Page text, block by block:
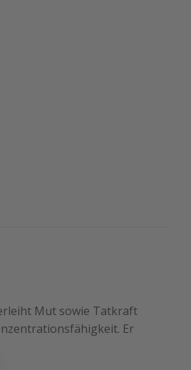
Mut sowie Tatkraft
Er